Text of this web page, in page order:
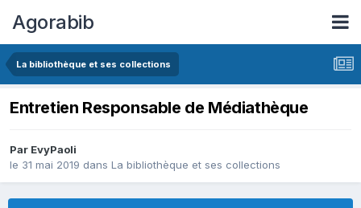
Agorabib
La bibliothèque et ses collections
Entretien Responsable de Médiathèque
Par EvyPaoli
le 31 mai 2019 dans La bibliothèque et ses collections